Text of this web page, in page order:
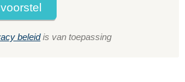
beleidis van toepassing